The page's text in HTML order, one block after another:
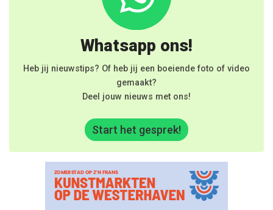
Whatsapp ons!
Heb jij nieuwstips? Of heb jij een boeiende foto of video
gemaakt?
Deel jouw nieuws met ons!
Start het gesprek!